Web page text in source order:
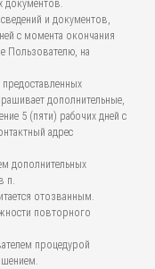
документов.
и документов,
с момента окончания
Пользователю, на
дополнительные,
5 (пяти) рабочих дней с
адрес
дополнительных
п.
отозванным.
повторного
процедурой